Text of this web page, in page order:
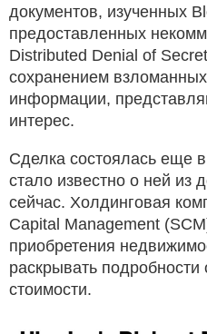
документов, изученных
предоставленных
Distributed Denial of
сохранением
информации,
интерес.
Сделка состоялась еще
стало известно о ней из
сейчас. Холдинговая
Capital Management
приобретения
раскрывать подробности
стоимости.